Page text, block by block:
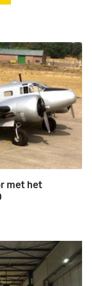
....) (5)
met het